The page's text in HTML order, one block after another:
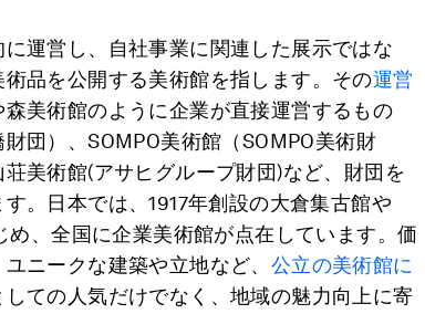
運営し、自社事業に関連した展示ではな
品を公開する美術館を指します。その運営
美術館のように企業が直接運営するもの
団）、SOMPO美術館（SOMPO美術財
美術館(アサヒグループ財団)など、財団を
。日本では、1917年創設の大倉集古館や
、全国に企業美術館が点在しています。価
ニークな建築や立地など、 公立の美術館に
ての人気だけでなく、地域の魅力向上に寄